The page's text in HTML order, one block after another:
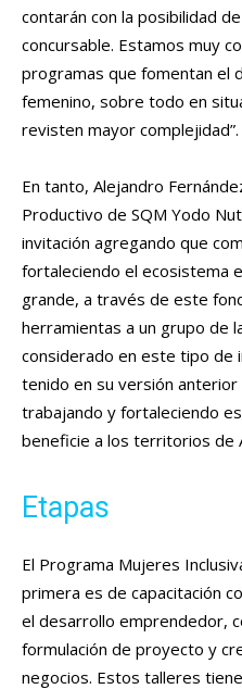
contarán con la posibilidad
concursable. Estamos muy
programas que fomentan el
femenino, sobre todo en
revisten mayor complejidad”.
En tanto, Alejandro
Productivo de SQM Yodo
invitación agregando que
fortaleciendo el ecosistema
grande, a través de este
herramientas a un grupo de
considerado en este tipo de
tenido en su versión
trabajando y fortaleciendo
beneficie a los territorios de
Etapas
El Programa Mujeres
primera es de capacitación
el desarrollo emprendedor,
formulación de proyecto y
negocios. Estos talleres